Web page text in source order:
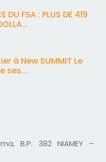
DU FSA : PLUS DE 419
à New SUMMIT Le
ses...
B.P. 382 NIAMEY –